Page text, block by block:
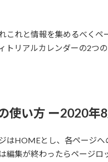
これと情報を集めるべく
トリアルカレンダーの2つ
使い方 ー2020年
はHOMEとし、各ページへ
編集が終わったらページロ